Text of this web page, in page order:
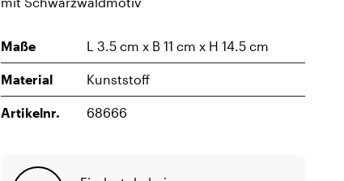
Maße L 3.5 cm x B 11 cm x H 14.5 cm
Material Kunststoff
Artikelnr. 68666